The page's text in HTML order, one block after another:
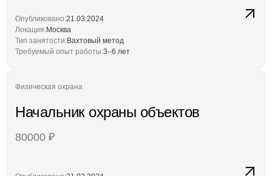
Опубликовано:21.03.2024
Локация:Москва
Тип занятости:Вахтовый метод
Требуемый опыт работы:3–6 лет
Физическая охрана
Начальник охраны объектов
80000 ₽